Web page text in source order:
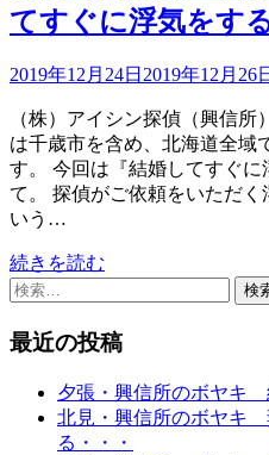
てすぐに浮気をす
2019年12月24日 2019年12月26
（株）アイシン探偵（興信
は千歳市を含め、北海道全域
す。 今回は『結婚してすぐ
て。 探偵がご依頼をいただく
いう…
続きを読む
検
最近の投稿
夕張・興信所のボヤキ
北見・興信所のボヤキ
る・・・